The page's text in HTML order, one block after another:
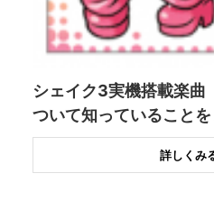
シェイク3実機搭載楽
ついて知っていることを
詳しくみ